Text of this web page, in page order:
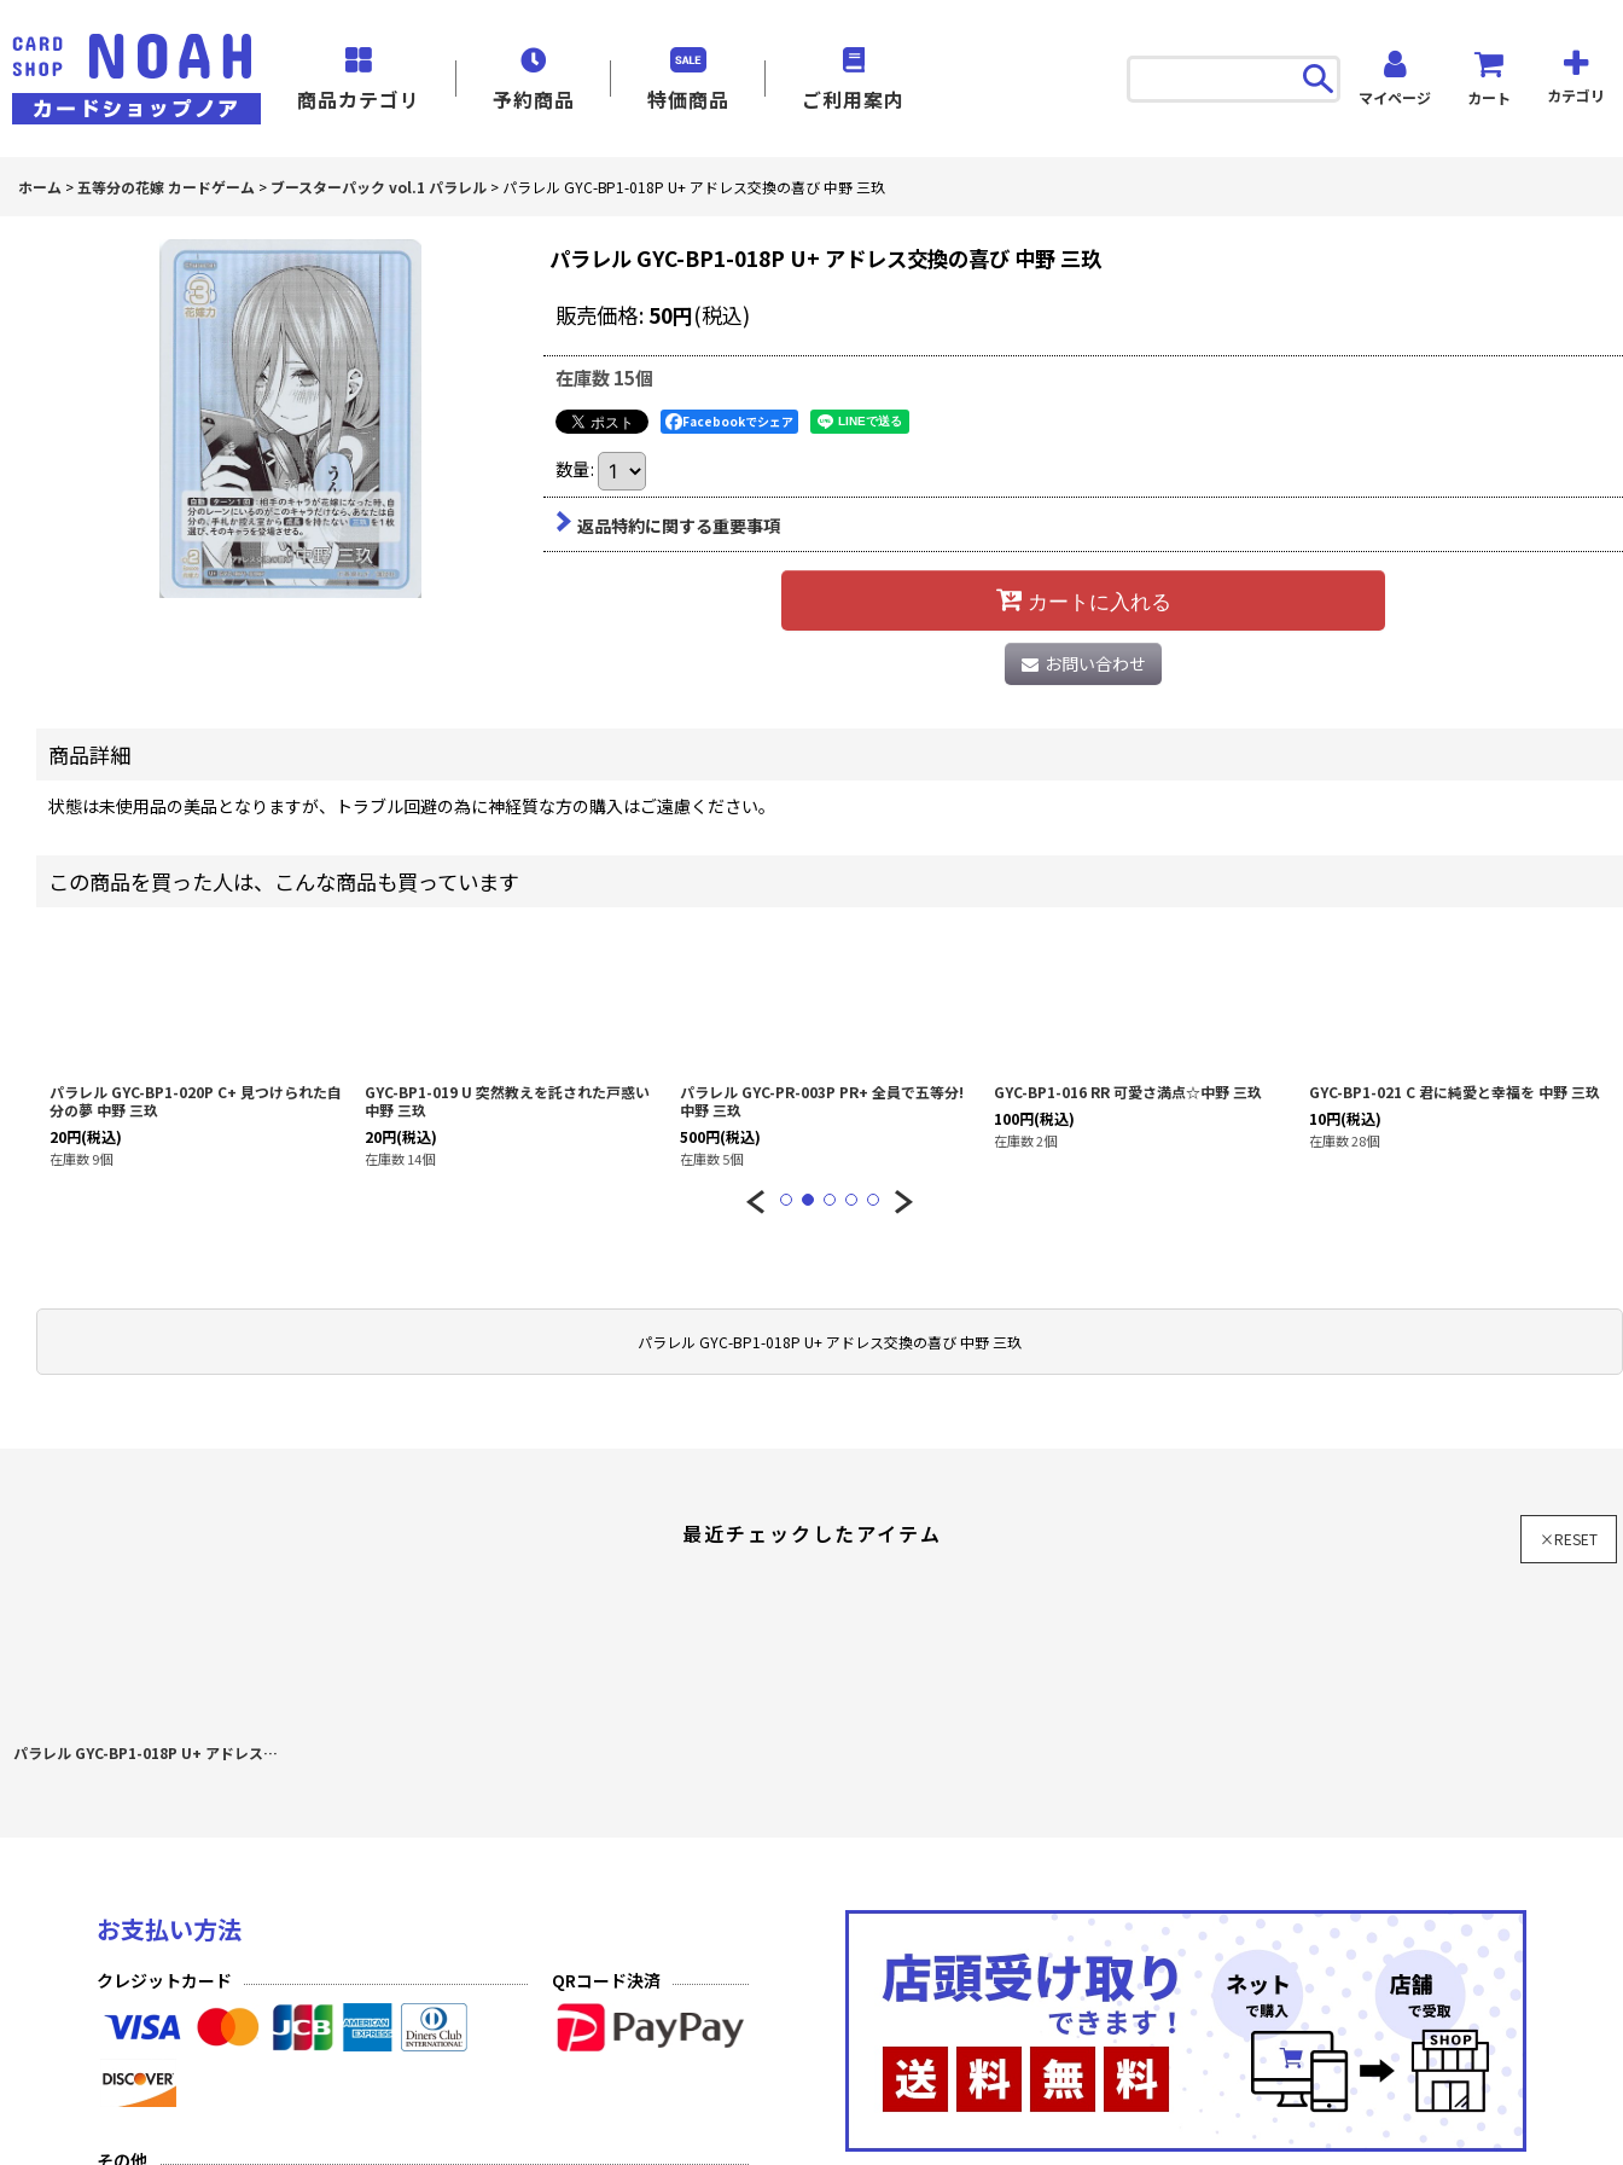
商品カテゴリ 予約商品 特価商品 ご利用案内 マイページ カート カテゴリ
ホーム > 五等分の花嫁 カードゲーム > ブースターパック vol.1 パラレル > パラレル GYC-BP1-018P U+ アドレス交換の喜び 中野 三玖
パラレル GYC-BP1-018P U+ アドレス交換の喜び 中野 三玖
パラレル GYC-BP1-018P U+ アドレス交換の喜び 中野 三玖
販売価格: 50円(税込)
在庫数 15個
Facebookでシェア
数量:
返品特約に関する重要事項
カートに入れる
お問い合わせ
商品詳細
状態は未使用品の美品となりますが、トラブル回避の為に神経質な方の購入はご遠慮ください。
この商品を買った人は、こんな商品も買っています
パラレル GYC-BP1-020P C+ 見つけられた自
分の夢 中野 三玖
20円(税込)
在庫数 9個
GYC-BP1-019 U 突然教えを託された戸惑い
中野 三玖
20円(税込)
在庫数 14個
パラレル GYC-PR-003P PR+ 全員で五等分!
中野 三玖
500円(税込)
在庫数 5個
GYC-BP1-016 RR 可愛さ満点☆中野 三玖
100円(税込)
在庫数 2個
GYC-BP1-021 C 君に純愛と幸福を 中野 三玖
10円(税込)
在庫数 28個
最近チェックしたアイテム ×RESET
パラレル GYC-BP1-018P U+ アドレス交換の喜び 中野 三玖
お支払い方法
クレジットカード QRコード決済
その他